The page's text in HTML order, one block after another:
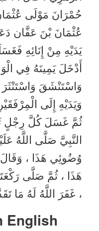
حُمْرَانَ مَوْلَى
عُثْمَانَ بْنَ عَفَّان
يَدَيْهِ مِنْ إِنَائِهِ
أَدْخَلَ يَمِينَهُ فِي
وَاسْتَنْشَقَ
وَيَدَيْهِ إِلَى
ثُمَّ غَسَلَ كُلَّ رِجْلٍ
النَّبِيَّ صَلَّى اللَّهُ
وُضُوئِي هَذَا ،
هَذَا ، ثُمَّ صَلَّى
، غَفَرَ اللَّهُ لَهُ مَا
English